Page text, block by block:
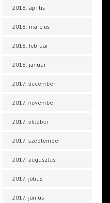
2018. április
2018. március
2018. február
2018. január
2017. december
2017. november
2017. október
2017. szeptember
2017. augusztus
2017. július
2017. június